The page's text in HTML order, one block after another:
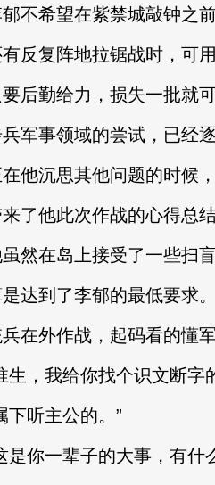
希望在紫禁城敲钟之前
复阵地拉锯战时，可用
勤给力，损失一批就可
事领域的尝试，已经逐
沉思其他问题的时候，
他此次作战的心得总结
在岛上接受了一些扫盲
到了李郁的最低要求。
外作战，起码看的懂军
，我给你找个识文断字
听主公的。”
你一辈子的大事，有什